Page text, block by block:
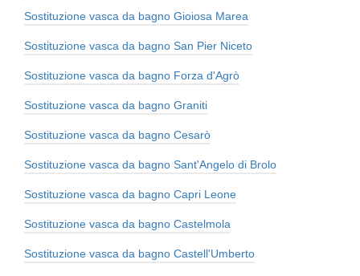
Sostituzione vasca da bagno Gioiosa Marea
Sostituzione vasca da bagno San Pier Niceto
Sostituzione vasca da bagno Forza d'Agrò
Sostituzione vasca da bagno Graniti
Sostituzione vasca da bagno Cesarò
Sostituzione vasca da bagno Sant'Angelo di Brolo
Sostituzione vasca da bagno Capri Leone
Sostituzione vasca da bagno Castelmola
Sostituzione vasca da bagno Castell'Umberto